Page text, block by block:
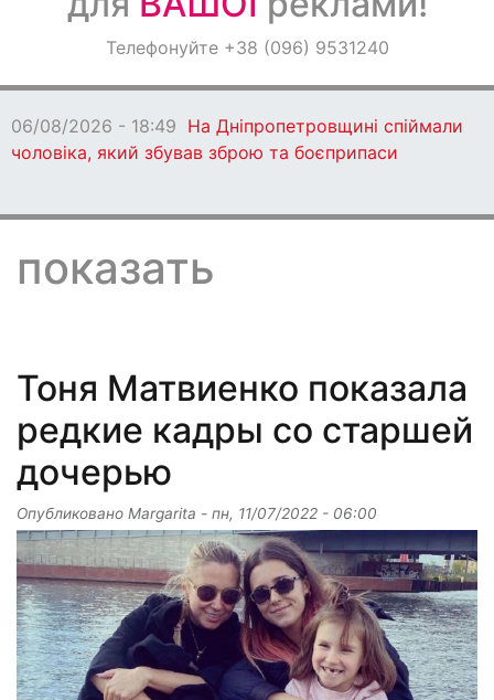
ОголошенняТелефонуйте +38 (096) 9531240
- 18:49 На Дніпропетровщині спіймали
збував зброю та боєприпаси
показать
Тоня Матвиенко показала
редкие кадры со старшей
дочерью
Опубликовано Margarita - пн, 11/07/2022 - 06:00